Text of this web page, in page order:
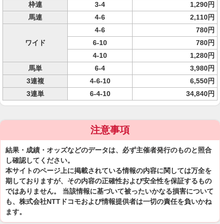
枠連
3-4
1,290円
馬連
4-6 2,110円
ワイド
4-6
780円
6-10
780円
4-10
1,280円
馬単
6-4
3,980円
3連複
4-6-10
6,550円
3連単
6-4-10 34,840円
注意事項
結果・成績・オッズなどのデータは、必ず主催者発行のものと照合
し確認してください。
本サイトのページ上に掲載されている情報の内容に関しては万全を
期しておりますが、その内容の正確性および安全性を保証するもの
ではありません。 当該情報に基づいて被ったいかなる損害について
も、株式会社NTTドコモおよび情報提供者は一切の責任を負いかね
ます。